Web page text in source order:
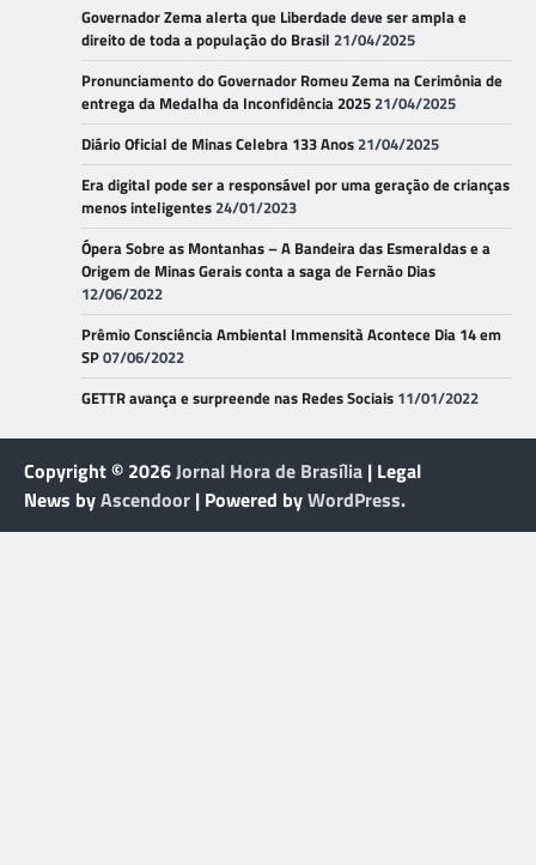
Governador Zema alerta que Liberdade deve ser ampla e
direito de toda a população do Brasil 21/04/2025
Pronunciamento do Governador Romeu Zema na Cerimônia de
entrega da Medalha da Inconfidência 202521/04/2025
Diário Oficial de Minas Celebra 133 Anos21/04/2025
Era digital pode ser a responsável por uma geração de crianças
menos inteligentes24/01/2023
Ópera Sobre as Montanhas – A Bandeira das Esmeraldas e a
Origem de Minas Gerais conta a saga de Fernão Dias
12/06/2022
Prêmio Consciência Ambiental Immensità Acontece Dia 14 em
SP07/06/2022
GETTR avança e surpreende nas Redes Sociais 11/01/2022
Copyright © 2026Jornal Hora de Brasília | Legal
News byAscendoor | Powered byWordPress.